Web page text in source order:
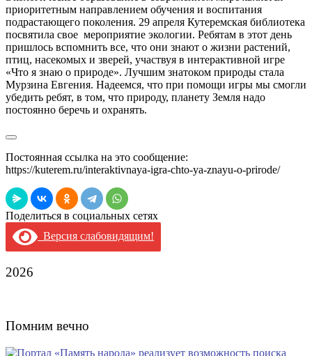
приоритетным направлением обучения и воспитания
подрастающего поколения. 29 апреля Кутеремская библиотека
посвятила свое мероприятие экологии. Ребятам в этот день
пришлось вспомнить все, что они знают о жизни растений,
птиц, насекомых и зверей, участвуя в интерактивной игре
«Что я знаю о природе». Лучшим знатоком природы стала
Мурзина Евгения. Надеемся, что при помощи игры мы смогли
убедить ребят, в том, что природу, планету Земля надо
постоянно беречь и охранять.
Постоянная ссылка на это сообщение:
https://kuterem.ru/interaktivnaya-igra-chto-ya-znayu-o-prirode/
Поделиться в социальных сетях
Версия слабовидящим!
2026
Помним вечно